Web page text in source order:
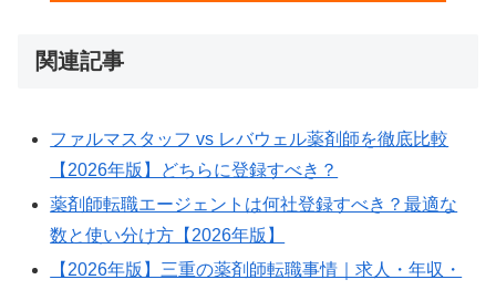
関連記事
ファルマスタッフ vs レバウェル薬剤師を徹底比較
【2026年版】どちらに登録すべき？
薬剤師転職エージェントは何社登録すべき？最適な
数と使い分け方【2026年版】
【2026年版】三重の薬剤師転職事情｜求人・年収・